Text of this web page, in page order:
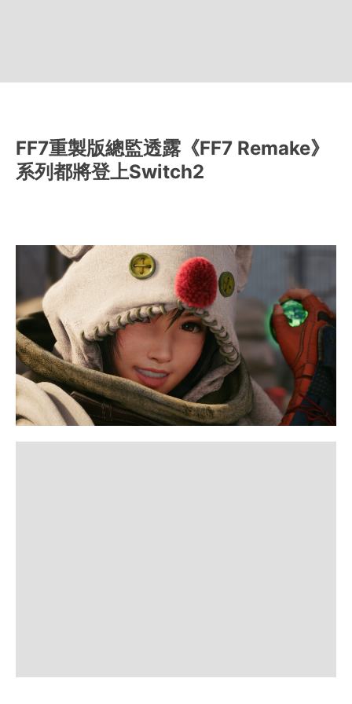
FF7重製版總監透露《FF7 Remake》
系列都將登上Switch2